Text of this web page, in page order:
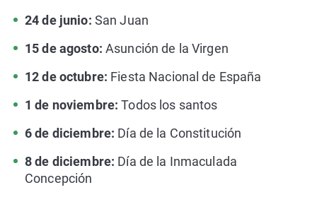
24 de junio: San Juan
15 de agosto: Asunción de la Virgen
12 de octubre: Fiesta Nacional de España
1 de noviembre: Todos los santos
6 de diciembre: Día de la Constitución
8 de diciembre: Día de la Inmaculada
Concepción